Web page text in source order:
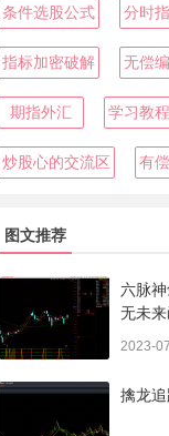
条件选股公式 分时
指标加密破解 无偿
期指外汇 学习教
炒股心的交流区 有
图文推荐
六脉
无未
2023-
擒龙